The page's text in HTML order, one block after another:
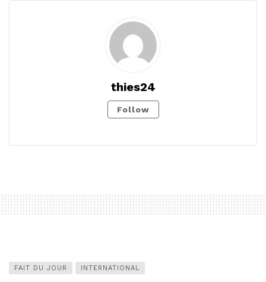
thies24
Follow
FAIT DU JOUR INTERNATIONAL